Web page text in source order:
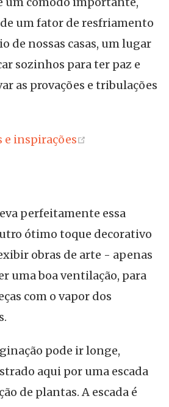
um fator de resfriamento
de nossas casas, um lugar
sozinhos para ter paz e
as provações e tribulações
e inspirações
perfeitamente essa
ótimo toque decorativo
obras de arte - apenas
uma boa ventilação, para
com o vapor dos
pode ir longe,
aqui por uma escada
de plantas. A escada é